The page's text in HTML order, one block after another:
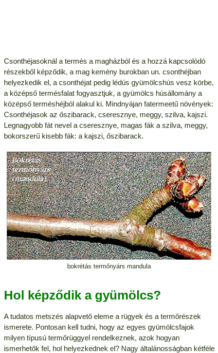
Csonthéjasoknál a termés a magházból és a hozzá kapcsolódó
részekből képződik, a mag kemény burokban un. csonthéjban
helyezkedik el, a csonthéjat pedig lédús gyümölcshús vesz körbe,
a középső termésfalat fogyasztjuk, a gyümölcs húsállomány a
középső terméshéjból alakul ki. Mindnyájan fatermeetű növények:
Csonthéjasok az őszibarack, cseresznye, meggy, szilva, kajszi.
Legnagyobb fát nevel a cseresznye, magas fák a szilva, meggy,
bokorszerű kisebb fák: a kajszi, őszibarack.
bokrétás termőnyárs mandula
Hol képződik a gyümölcs?
A tudatos metszés alapvető eleme a rügyek és a termőrészek
ismerete. Pontosan kell tudni, hogy az egyes gyümölcsfajok
milyen típusú termőrüggyel rendelkeznek, azok hogyan
ismerhetők fel, hol helyezkednek el? Nagy általánosságban kétféle